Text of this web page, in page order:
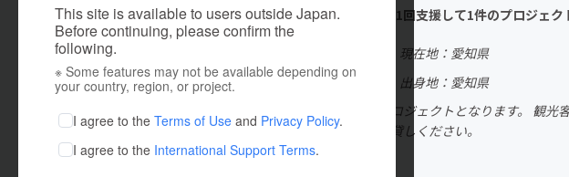
人気のプロジェクト 注目のリターン 注目の新着
アート・写真 音楽
テクノロジー・ガジェット
ゲーム・サービス開
映像・映画
This site is available to users outside Japan.
Before continuing, please confirm the
following.
※ Some features may not be available depending on
your country, region, or project.
I agree to the Terms of Use and Privacy Policy.
I agree to the International Support Terms.
これまでに1回支援して1件のプロジェク
現在地：愛知県
出身国：日本
出身地：愛知県
今回限りのプロジェクトとなります。 観
まのお力をお貸しください。